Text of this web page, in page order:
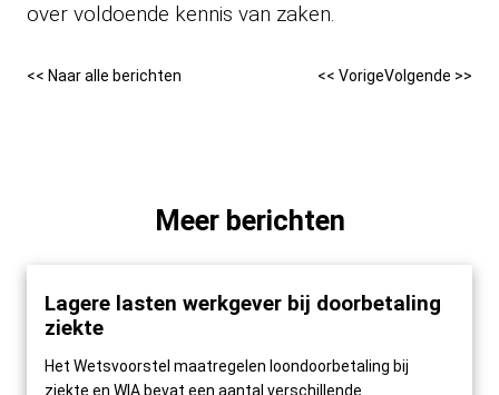
over voldoende kennis van zaken.
<< Naar alle berichten << VorigeVolgende >>
Meer berichten
Lagere lasten werkgever bij doorbetaling
ziekte
Het Wetsvoorstel maatregelen loondoorbetaling bij
ziekte en WIA bevat een aantal verschillende